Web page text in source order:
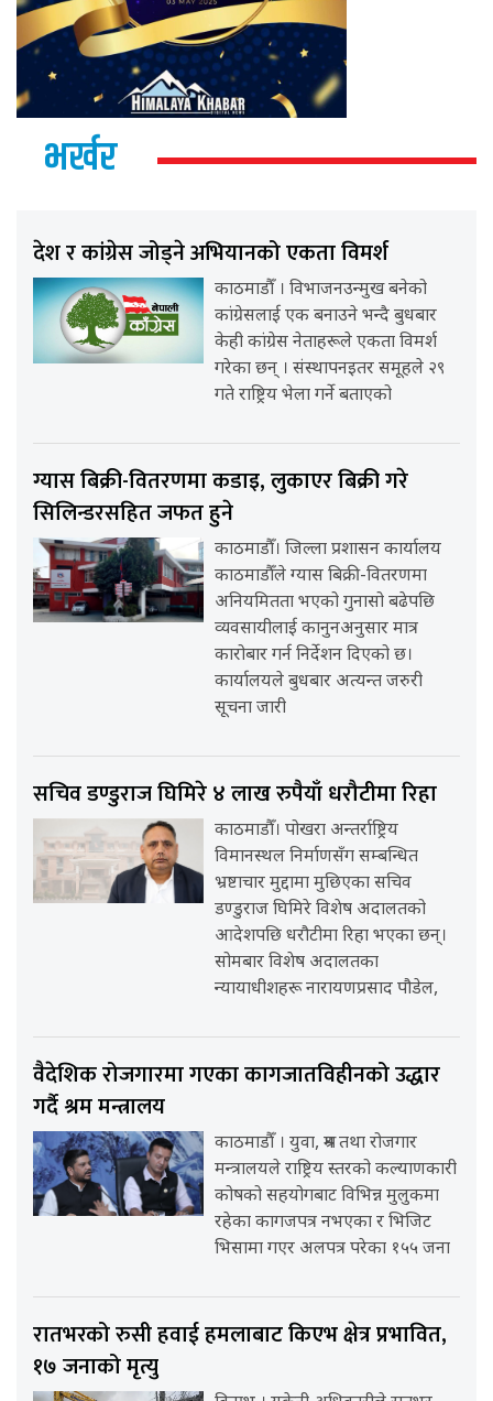
भर्खर
देश र कांग्रेस जोड्ने अभियानको एकता विमर्श
काठमाडौँ । विभाजनउन्मुख बनेको
कांग्रेसलाई एक बनाउने भन्दै बुधबार
केही कांग्रेस नेताहरूले एकता विमर्श
गरेका छन् । संस्थापनइतर समूहले २९
गते राष्ट्रिय भेला गर्ने बताएको
ग्यास बिक्री-वितरणमा कडाइ, लुकाएर बिक्री गरे
सिलिन्डरसहित जफत हुने
काठमाडौँ। जिल्ला प्रशासन कार्यालय
काठमाडौँले ग्यास बिक्री-वितरणमा
अनियमितता भएको गुनासो बढेपछि
व्यवसायीलाई कानुनअनुसार मात्र
कारोबार गर्न निर्देशन दिएको छ।
कार्यालयले बुधबार अत्यन्त जरुरी
सूचना जारी
सचिव डण्डुराज घिमिरे ४ लाख रुपैयाँ धरौटीमा रिहा
काठमाडौँ। पोखरा अन्तर्राष्ट्रिय
विमानस्थल निर्माणसँग सम्बन्धित
भ्रष्टाचार मुद्दामा मुछिएका सचिव
डण्डुराज घिमिरे विशेष अदालतको
आदेशपछि धरौटीमा रिहा भएका छन्।
सोमबार विशेष अदालतका
न्यायाधीशहरू नारायणप्रसाद पौडेल,
वैदेशिक रोजगारमा गएका कागजातविहीनको उद्धार
गर्दै श्रम मन्त्रालय
काठमाडौँ । युवा, श्रम तथा रोजगार
मन्त्रालयले राष्ट्रिय स्तरको कल्याणकारी
कोषको सहयोगबाट विभिन्न मुलुकमा
रहेका कागजपत्र नभएका र भिजिट
भिसामा गएर अलपत्र परेका १५५ जना
रातभरको रुसी हवाई हमलाबाट किएभ क्षेत्र प्रभावित,
१७ जनाको मृत्यु